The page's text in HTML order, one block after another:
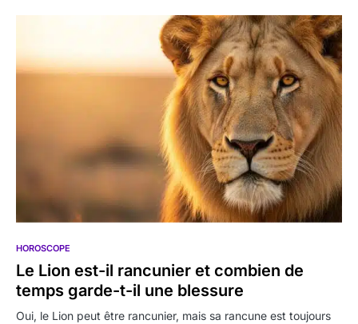
HOROSCOPE
Le Lion est-il rancunier et combien de
temps garde-t-il une blessure
Oui, le Lion peut être rancunier, mais sa rancune est toujours